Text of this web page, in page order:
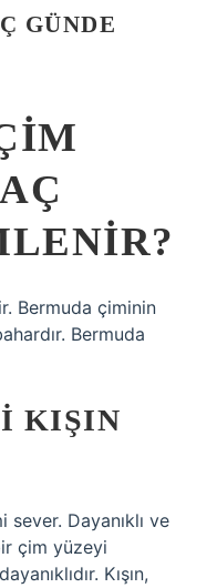
GÜNDE
Bermuda çiminin
Bermuda
KIŞIN
Dayanıklı ve
çim yüzeyi
Kışın,